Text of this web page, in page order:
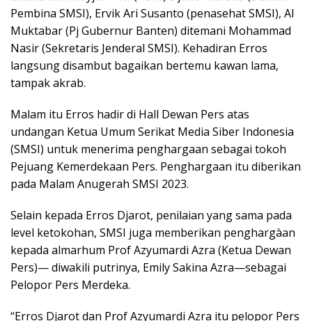
Pembina SMSI), Ervik Ari Susanto (penasehat SMSI), Al
Muktabar (Pj Gubernur Banten) ditemani Mohammad
Nasir (Sekretaris Jenderal SMSI). Kehadiran Erros
langsung disambut bagaikan bertemu kawan lama,
tampak akrab.
Malam itu Erros hadir di Hall Dewan Pers atas
undangan Ketua Umum Serikat Media Siber Indonesia
(SMSI) untuk menerima penghargaan sebagai tokoh
Pejuang Kemerdekaan Pers. Penghargaan itu diberikan
pada Malam Anugerah SMSI 2023.
Selain kepada Erros Djarot, penilaian yang sama pada
level ketokohan, SMSI juga memberikan penghargàan
kepada almarhum Prof Azyumardi Azra (Ketua Dewan
Pers)— diwakili putrinya, Emily Sakina Azra—sebagai
Pelopor Pers Merdeka.
“Erros Djarot dan Prof Azyumardi Azra itu pelopor Pers